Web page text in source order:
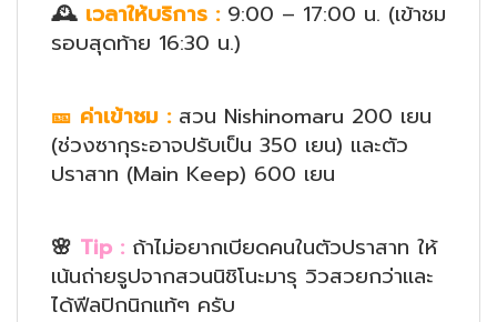
🕰️ เวลาให้บริการ : 9:00 – 17:00 น. (เข้าชม
รอบสุดท้าย 16:30 น.)
🎫 ค่าเข้าชม : สวน Nishinomaru 200 เยน
(ช่วงซากุระอาจปรับเป็น 350 เยน) และตัว
ปราสาท (Main Keep) 600 เยน
🌸 Tip : ถ้าไม่อยากเบียดคนในตัวปราสาท ให้
เน้นถ่ายรูปจากสวนนิชิโนะมารุ วิวสวยกว่าและ
ได้ฟีลปิกนิกแท้ๆ ครับ